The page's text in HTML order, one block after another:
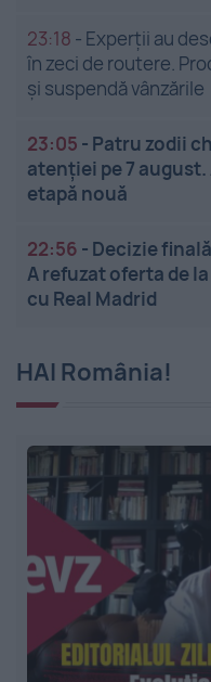
23:18 - Experții au
în zeci de routere.
și suspendă vânzările
23:05 - Patru zodii
atenției pe 7
etapă nouă
22:56 - Decizie
A refuzat oferta de
cu Real Madrid
HAI România!